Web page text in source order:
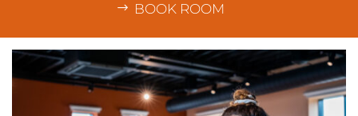
BOOK ROOM